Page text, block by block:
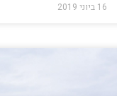
16 ביוני 2019